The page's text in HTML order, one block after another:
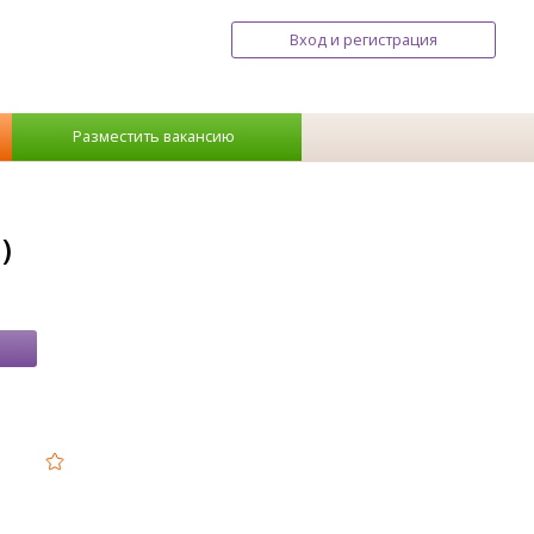
Вход и регистрация
Разместить вакансию